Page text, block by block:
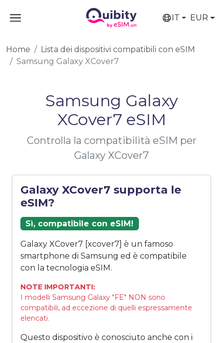
IT EUR
Home
Lista dei dispositivi compatibili con eSIM
Samsung Galaxy XCover7
Samsung Galaxy
XCover7 eSIM
Controlla la compatibilità eSIM per
Galaxy XCover7
Galaxy XCover7 supporta le
eSIM?
Sì, compatibile con eSIM!
Galaxy XCover7 [xcover7] è un famoso
smartphone di Samsung ed è compatibile
con la tecnologia eSIM.
NOTE IMPORTANTI:
I modelli Samsung Galaxy "FE" NON sono
compatibili, ad eccezione di quelli espressamente
elencati.
Questo dispositivo è conosciuto anche con i